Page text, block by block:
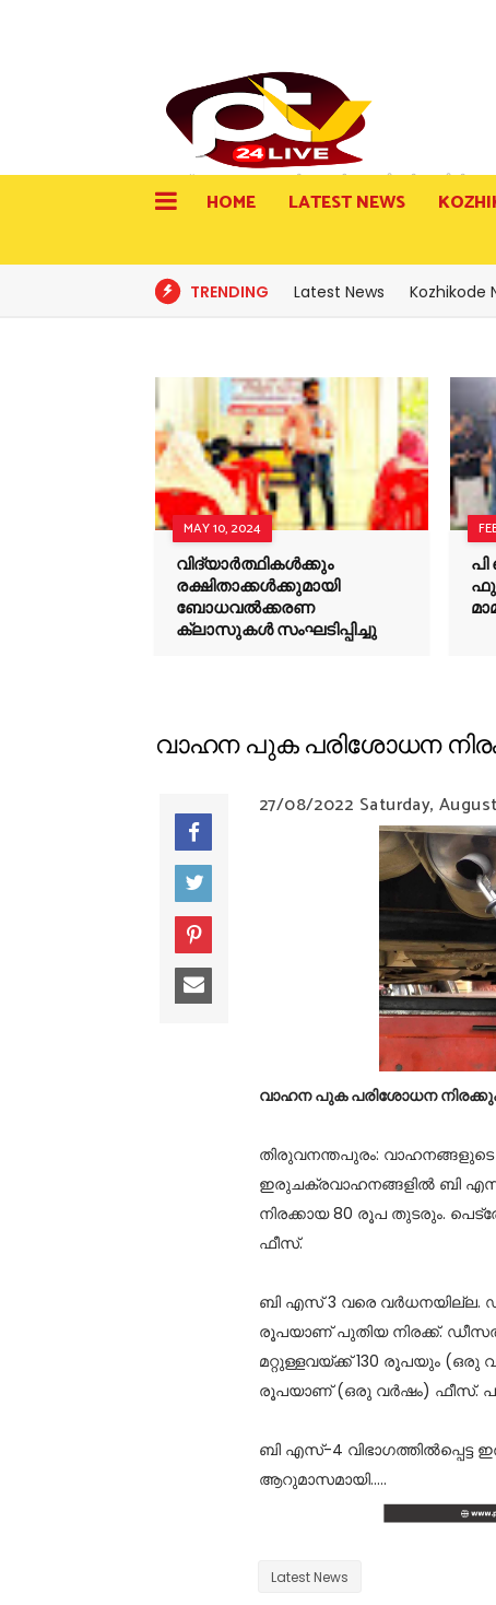
സത്യസന്ധമായ വാർത്തകൾ.........വിരൽതുമ്പിൽ
HOME LATEST NEWS
TRENDING Latest News Kozhikode
MAY 10, 2024
വിദ്യാർത്ഥികൾക്കും
രക്ഷിതാക്കൾക്കുമായി
ബോധവൽക്കരണ
ക്ലാസുകൾ സംഘടിപ്പിച്ചു
വാഹന പുക പരിശോധന
27/08/2022 Saturday,
വാഹന പുക പരിശോധന നിരക്കുകള്‍
തിരുവനന്തപുരം:
ഇരുചക്രവാഹനങ്ങളില്‍ ബി
നിരക്കായ 80 രൂപ തുടരും.
ഫീസ്.
ബി എസ് 3 വരെ വര്‍ധനയില്ല.
രൂപയാണ് പുതിയ നിരക്ക്.
മറ്റുള്ളവയ്ക്ക് 130 രൂപയും (ഒരു
രൂപയാണ് (ഒരു വര്‍ഷം) ഫീസ്.
ബി എസ്-4 വിഭാഗത്തില്‍പ്പെട്ട
ആറുമാസമായി…..
Latest News